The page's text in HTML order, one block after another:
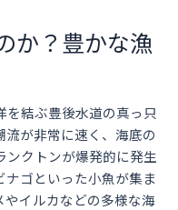
か？豊かな漁
結ぶ豊後水道の真っ只
が非常に速く、海底の
ンクトンが爆発的に発生
ナゴといった小魚が集ま
やイルカなどの多様な海